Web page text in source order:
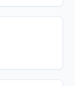
2026-
05-31
2026-
05-31